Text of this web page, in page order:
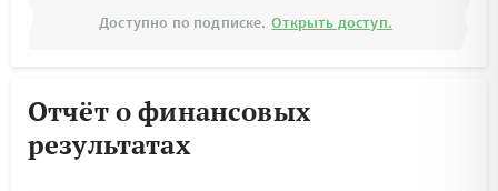
Доступно по подписке. Открыть доступ.
Отчёт о финансовых
результатах